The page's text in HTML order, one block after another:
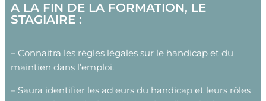
A LA FIN DE LA FORMATION, LE
STAGIAIRE :
– Connaitra les règles légales sur le handicap et du
maintien dans l’emploi.
– Saura identifier les acteurs du handicap et leurs rôles